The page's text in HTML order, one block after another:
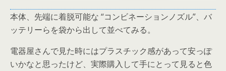
本体、先端に着脱可能な “コンビネーションノズル”、バ
ッテリーらを袋から出して並べてみる。
電器屋さんで見た時にはプラスチック感があって安っぽ
いかなと思ったけど、実際購入して手にとって見ると色